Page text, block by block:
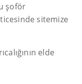
şoför
sitemize
elde